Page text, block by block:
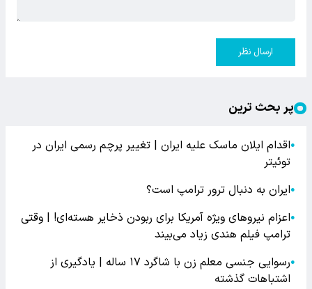
ارسال نظر
پر بحث ترین
●اقدام ایلان ماسک علیه ایران | تغییر پرچم رسمی ایران در
توئیتر
●ایران به دنبال ترور ترامپ است؟
●اعزام نیروهای ویژه آمریکا برای ربودن ذخایر هسته‌ای! | وقتی
ترامپ فیلم هندی زیاد می‌بیند
●
رسوایی جنسی معلم زن با شاگرد ۱۷ ساله | یادگیری از
اشتباهات گذشته